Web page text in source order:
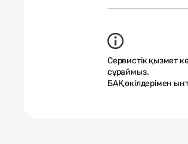
Сервистік қызмет
сұраймыз.
БАҚ өкілдерімен